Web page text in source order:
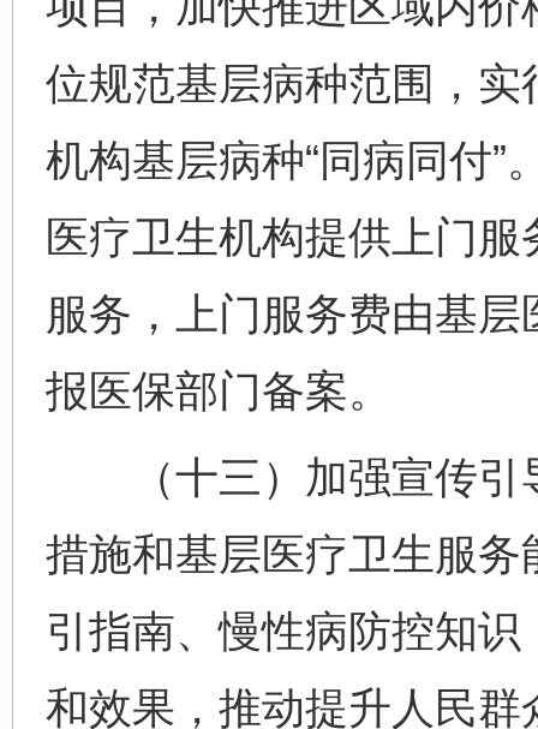
位规范基层病种范围，
机构基层病种“同病同付”
医疗卫生机构提供上门
服务，上门服务费由基
报医保部门备案。
（十三）加强宣传引
措施和基层医疗卫生服
引指南、慢性病防控知
和效果，推动提升人民